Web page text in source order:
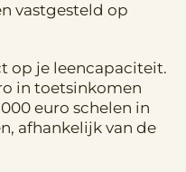
vastgesteld op
op je leencapaciteit.
in toetsinkomen
euro schelen in
afhankelijk van de